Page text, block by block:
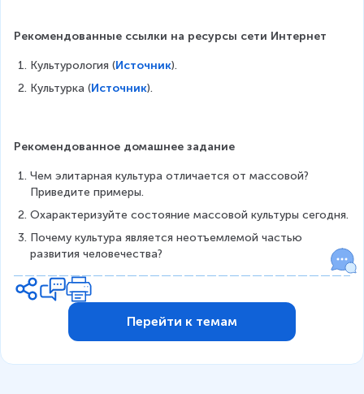
Рекомендованные ссылки на ресурсы сети Интернет
Культурология (Источник).
Культурка (Источник).
Рекомендованное домашнее задание
Чем элитарная культура отличается от массовой?
Приведите примеры.
Охарактеризуйте состояние массовой культуры сегодня.
Почему культура является неотъемлемой частью
развития человечества?
Перейти к темам